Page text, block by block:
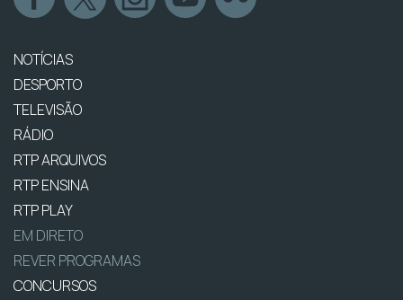
NOTÍCIAS
DESPORTO
TELEVISÃO
RÁDIO
RTP ARQUIVOS
RTP ENSINA
RTP PLAY
EM DIRETO
REVER PROGRAMAS
CONCURSOS